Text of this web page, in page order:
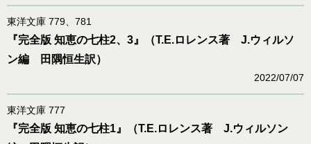
東洋文庫 779、781
『完全版 知恵の七柱2、3』（T.E.ロレンス著 J.ウィルソ
ン編 田隅恒生訳）
2022/07/07
東洋文庫 777
『完全版 知恵の七柱1』（T.E.ロレンス著 J.ウィルソン